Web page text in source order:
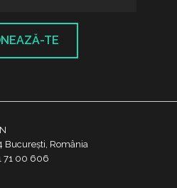
TE
București, România
71 00 606